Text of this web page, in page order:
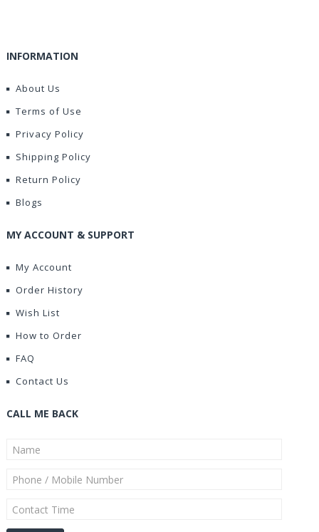
INFORMATION
About Us
Terms of Use
Privacy Policy
Shipping Policy
Return Policy
Blogs
MY ACCOUNT & SUPPORT
My Account
Order History
Wish List
How to Order
FAQ
Contact Us
CALL ME BACK